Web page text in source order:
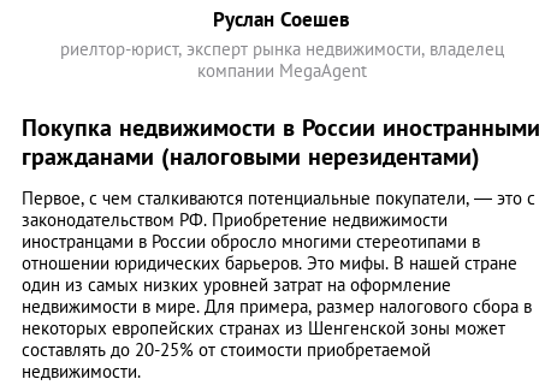
Руслан Соешев
риелтор-юрист, эксперт рынка недвижимости, владелец
компании MegaAgent
Покупка недвижимости в России иностранными
гражданами (налоговыми нерезидентами)
Первое, с чем сталкиваются потенциальные покупатели, — это с
законодательством РФ. Приобретение недвижимости
иностранцами в России обросло многими стереотипами в
отношении юридических барьеров. Это мифы. В нашей стране
один из самых низких уровней затрат на оформление
недвижимости в мире. Для примера, размер налогового сбора в
некоторых европейских странах из Шенгенской зоны может
составлять до 20-25% от стоимости приобретаемой
недвижимости.